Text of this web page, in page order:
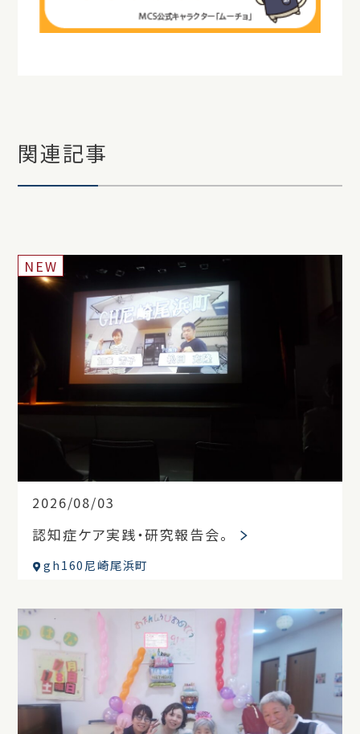
関連記事
2026/08/03
NEW
認知症ケア実践・研究報告会。
gh160尼崎尾浜町